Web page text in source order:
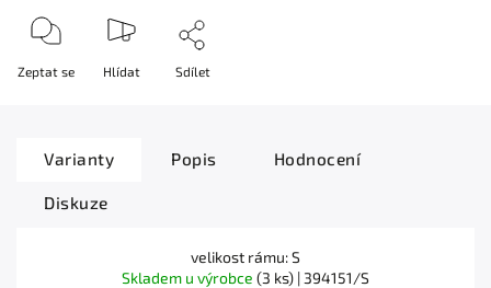
Zeptat se Hlídat Sdílet
Varianty Popis Hodnocení
Diskuze
velikost rámu: S
Skladem u výrobce (3 ks) | 394151/S